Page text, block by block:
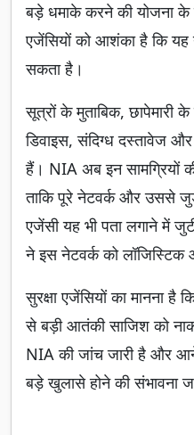
बड़े धमाके करने की योजना के
एजेंसियों को आशंका है कि
सकता है।
सूत्रों के मुताबिक, छापेमारी
डिवाइस, संदिग्ध दस्तावेज
हैं। NIA अब इन सामग्रियों
ताकि पूरे नेटवर्क और उससे
एजेंसी यह भी पता लगाने में
ने इस नेटवर्क को लॉजिस्टिक
सुरक्षा एजेंसियों का मानना है
से बड़ी आतंकी साजिश को
NIA की जांच जारी है और
बड़े खुलासे होने की संभावना